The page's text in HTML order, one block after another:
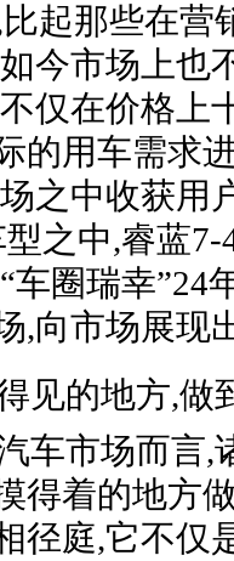
起那些在营
今市场上也
仅在价格上
的用车需求
之中收获用
型之中,睿蓝
车圈瑞幸”24
,向市场展现
见的地方,做
车市场而言,
得着的地方
径庭,它不仅